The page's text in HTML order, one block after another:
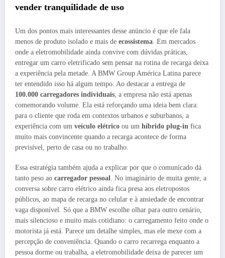
vender tranquilidade de uso
Um dos pontos mais interessantes desse anúncio é que ele fala
menos de produto isolado e mais de ecossistema . Em mercados
onde a eletromobilidade ainda convive com dúvidas práticas,
entregar um carro eletrificado sem pensar na rotina de recarga deixa
a experiência pela metade. A BMW Group América Latina parece
ter entendido isso há algum tempo. Ao destacar a entrega de
100.000 carregadores individuais , a empresa não está apenas
comemorando volume. Ela está reforçando uma ideia bem clara:
para o cliente que roda em contextos urbanos e suburbanos, a
experiência com um veículo elétrico ou um híbrido plug-in fica
muito mais convincente quando a recarga acontece de forma
previsível, perto de casa ou no trabalho.
Essa estratégia também ajuda a explicar por que o comunicado dá
tanto peso ao carregador pessoal. No imaginário de muita gente, a
conversa sobre carro elétrico ainda fica presa aos eletropostos
públicos, ao mapa de recarga no celular e à ansiedade de encontrar
vaga disponível. Só que a BMW escolhe olhar para outro cenário,
mais silencioso e muito mais cotidiano: o carregamento feito onde o
motorista já está. Parece um detalhe simples, mas ele mexe com a
percepção de conveniência. Quando o carro recarrega enquanto a
pessoa dorme ou trabalha, a eletromobilidade deixa de parecer um